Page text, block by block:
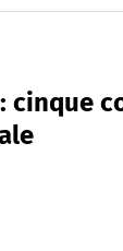
cinque